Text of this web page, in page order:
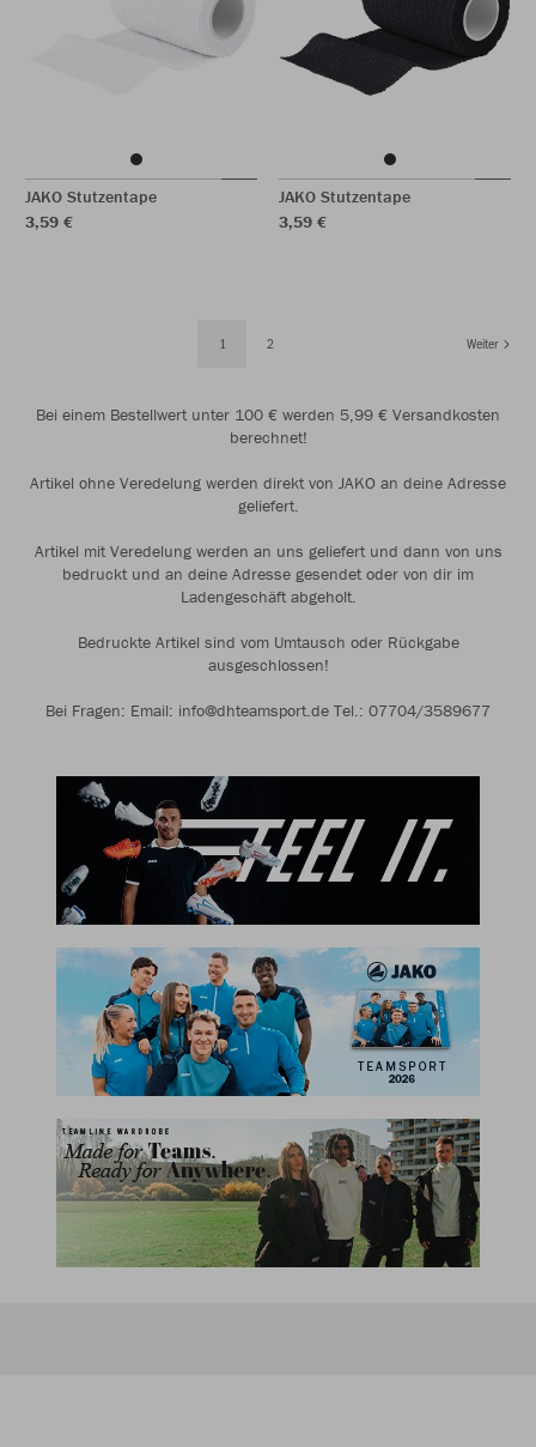
JAKO Stutzentape
3,59 €
JAKO Stutzentape
3,59 €
1 2 Weiter
Bei einem Bestellwert unter 100 € werden 5,99 € Versandkosten
berechnet!
Artikel ohne Veredelung werden direkt von JAKO an deine Adresse
geliefert.
Artikel mit Veredelung werden an uns geliefert und dann von uns
bedruckt und an deine Adresse gesendet oder von dir im
Ladengeschäft abgeholt.
Bedruckte Artikel sind vom Umtausch oder Rückgabe
ausgeschlossen!
Bei Fragen: Email: info@dhteamsport.de Tel.: 07704/3589677